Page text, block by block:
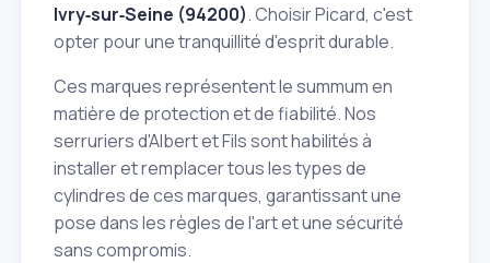
Ivry‑sur‑Seine (94200). Choisir Picard, c'est
opter pour une tranquillité d'esprit durable.
Ces marques représentent le summum en
matière de protection et de fiabilité. Nos
serruriers d'Albert et Fils sont habilités à
installer et remplacer tous les types de
cylindres de ces marques, garantissant une
pose dans les règles de l'art et une sécurité
sans compromis.